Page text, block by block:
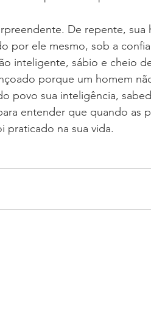
De repente, sua
por ele mesmo, sob a
inteligente, sábio e cheio
porque um homem
povo sua inteligência,
entender que quando as
praticado na sua vida.